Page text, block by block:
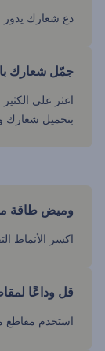
دع شعارك يدور
جمّل شعارك
اعثر على
بتحميل شعارك
وميض طاقة
اكسر الأنماط
قل وداعًا
استخدم مقاطع